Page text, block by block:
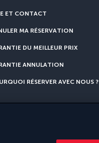
ET CONTACT
MA RÉSERVATION
DU MEILLEUR PRIX
ANNULATION
RÉSERVER AVEC NOUS ?